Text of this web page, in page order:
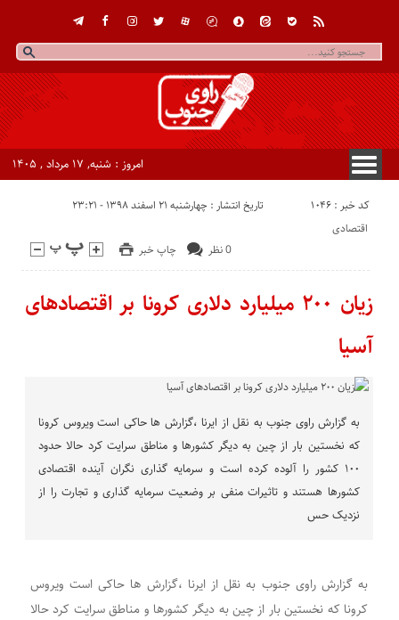
امروز : شنبه, ۱۷ مرداد , ۱۴۰۵
کد خبر : 1046 تاریخ انتشار : چهارشنبه ۲۱ اسفند ۱۳۹۸ - ۲۳:۲۱
چاپ خبر 0 نظر
اقتصادی
زیان ۲۰۰ میلیارد دلاری کرونا بر اقتصادهای
آسیا
به گزارش راوی جنوب به نقل از ایرنا ،گزارش ها حاکی است ویروس کرونا
که نخستین بار از چین به دیگر کشورها و مناطق سرایت کرد حالا حدود
۱۰۰ کشور را آلوده کرده است و سرمایه گذاری نگران آینده اقتصادی
کشورها هستند و تاثیرات منفی بر وضعیت سرمایه گذاری و تجارت را از
نزدیک حس
به گزارش راوی جنوب به نقل از ایرنا ،گزارش ها حاکی است ویروس
کرونا که نخستین بار از چین به دیگر کشورها و مناطق سرایت کرد حالا